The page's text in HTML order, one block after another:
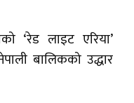
‘रेड लाइट एरिया’
बालिकको उद्धार